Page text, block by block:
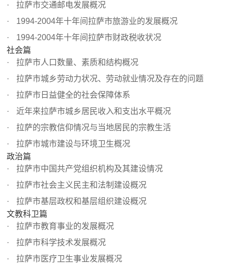
拉萨市交通邮电发展概况
1994-2004年十年间拉萨市旅游业的发展概况
1994-2004年十年间拉萨市财政税收状况
社会篇
拉萨市人口数量、素质和结构概况
拉萨市城乡劳动力状况、劳动就业情况及存在的问题
拉萨市日益健全的社会保障体系
近年来拉萨市城乡居民收入和支出水平概况
拉萨的宗教信仰情况与当地居民的宗教生活
拉萨市城市建设与环境卫生概况
政治篇
拉萨市中国共产党组织机构及其建设情况
拉萨市社会主义民主和法制建设概况
拉萨市基层政权和基层组织建设概况
文教科卫篇
拉萨市教育事业的发展概况
拉萨市科学技术发展概况
拉萨市医疗卫生事业发展概况